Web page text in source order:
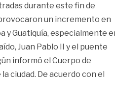
durante este fin de
un incremento en
y Guatiquía, especialmente
Juan Pablo II y el puente
informó el Cuerpo de
ciudad. De acuerdo con el